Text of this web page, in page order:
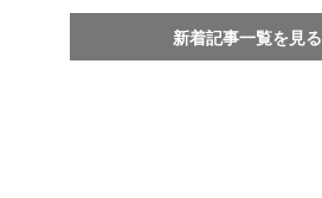
新着記事一覧を見る